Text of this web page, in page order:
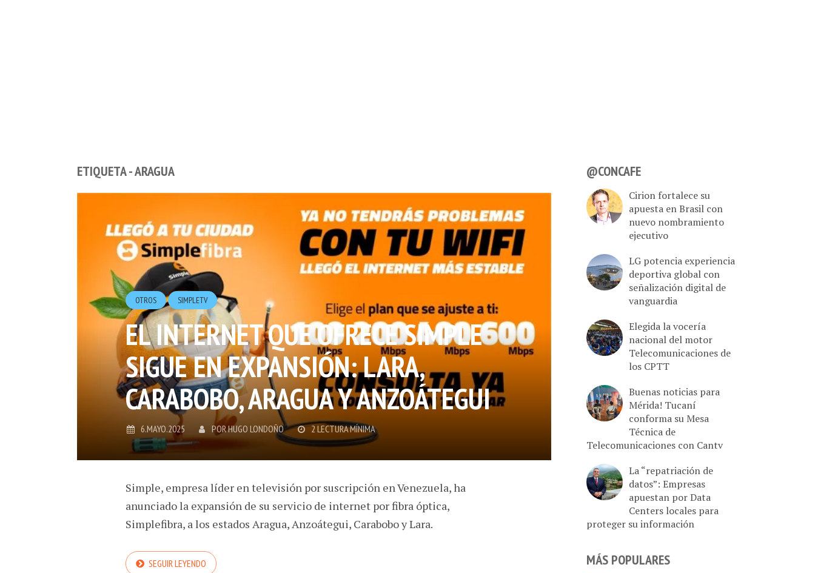
ETIQUETA - ARAGUA
OTROS SIMPLETV
EL INTERNET QUE OFRECE SIMPLE
SIGUE EN EXPANSIÓN: LARA,
CARABOBO, ARAGUA Y ANZOÁTEGUI
6.MAYO.2025 PORHUGO LONDOÑO 2 LECTURA MÍNIMA
Simple, empresa líder en televisión por suscripción en Venezuela, ha
anunciado la expansión de su servicio de internet por fibra óptica,
Simplefibra, a los estados Aragua, Anzoátegui, Carabobo y Lara.
SEGUIR LEYENDO
@CONCAFE
Cirion fortalece su
apuesta en Brasil con
nuevo nombramiento
ejecutivo
LG potencia experiencia
deportiva global con
señalización digital de
vanguardia
Elegida la vocería
nacional del motor
Telecomunicaciones de
los CPTT
Buenas noticias para
Mérida! Tucaní
conforma su Mesa
Técnica de
Telecomunicaciones con Cantv
La “repatriación de
datos”: Empresas
apuestan por Data
Centers locales para
proteger su información
MÁS POPULARES